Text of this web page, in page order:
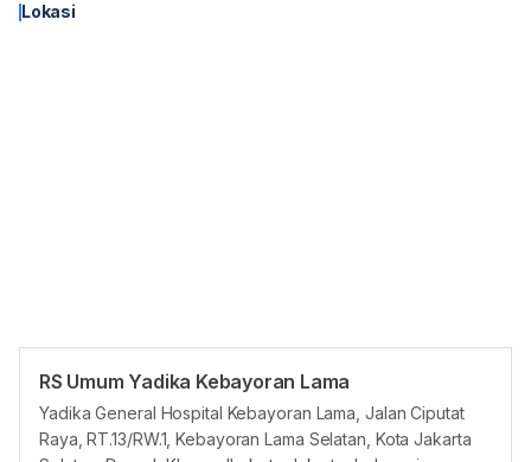
Lokasi
RS Umum Yadika Kebayoran Lama
Yadika General Hospital Kebayoran Lama, Jalan Ciputat
Raya, RT.13/RW.1, Kebayoran Lama Selatan, Kota Jakarta
Panduan Pasien
Pasien dapat membuat janji temu di RS Umum Yadika Kebayoran